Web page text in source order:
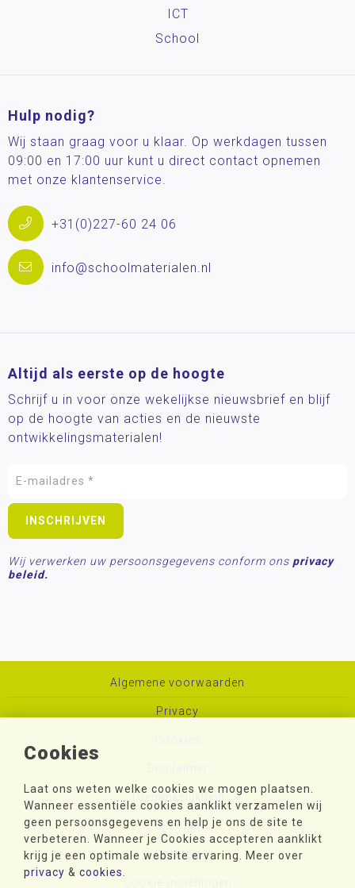
Cookies
Laat ons weten welke cookies we mogen plaatsen.
Wanneer essentiële cookies aanklikt verzamelen wij
geen persoonsgegevens en help je ons de site te
verbeteren. Wanneer je Cookies accepteren aanklikt
krijg je een optimale website ervaring. Meer over
privacy & cookies
ICT
School
Hulp nodig?
Wij staan graag voor u klaar. Op werkdagen tussen
09:00 en 17:00 uur kunt u direct contact opnemen
met onze klantenservice.
+31(0)227-60 24 06
info@schoolmaterialen.nl
Altijd als eerste op de hoogte
Schrijf u in voor onze wekelijkse nieuwsbrief en blijf
op de hoogte van acties en de nieuwste
ontwikkelingsmaterialen!
Wij verwerken uw persoonsgegevens conform ons privacy
beleid.
Algemene voorwaarden
Privacy
Toegankelijkheid
Sitemap
Colofon